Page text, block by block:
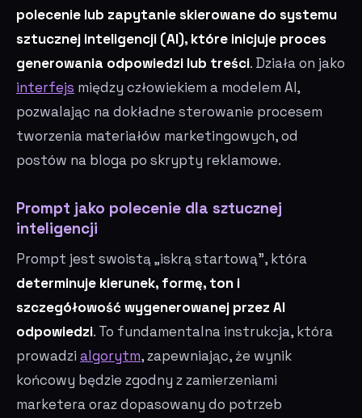
polecenie lub zapytanie skierowane do systemu
sztucznej inteligencji (AI), które inicjuje proces
generowania odpowiedzi lub treści. Działa on jako
interfejs między człowiekiem a modelem AI,
pozwalając na dokładne sterowanie procesem
tworzenia materiałów marketingowych, od
postów na bloga po skrypty reklamowe.
Prompt jako polecenie dla sztucznej
inteligencji
Prompt jest swoistą „iskrą startową”, która
determinuje kierunek, formę, ton i
szczegółowość wygenerowanej przez AI
odpowiedzi. To fundamentalna instrukcja, która
prowadzi algorytm, zapewniając, że wynik
końcowy będzie zgodny z zamierzeniami
marketera oraz dopasowany do potrzeb